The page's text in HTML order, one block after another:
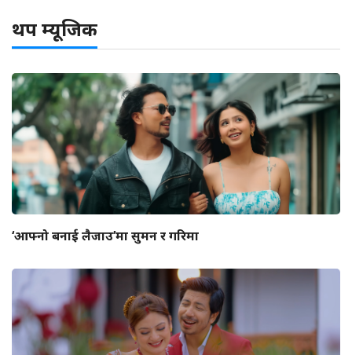
थप म्यूजिक
‘आफ्नो बनाई लैजाउ’मा सुमन र गरिमा